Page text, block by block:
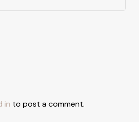
in to post a comment.